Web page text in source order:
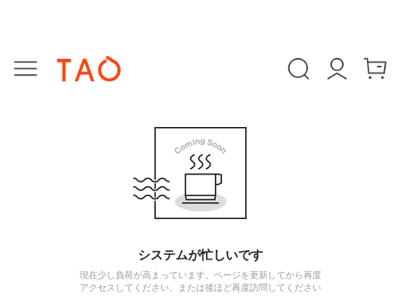
システムが忙しいです
現在少し負荷が高まっています。ページを更新してから再度
アクセスしてください、または後ほど再度訪問してください